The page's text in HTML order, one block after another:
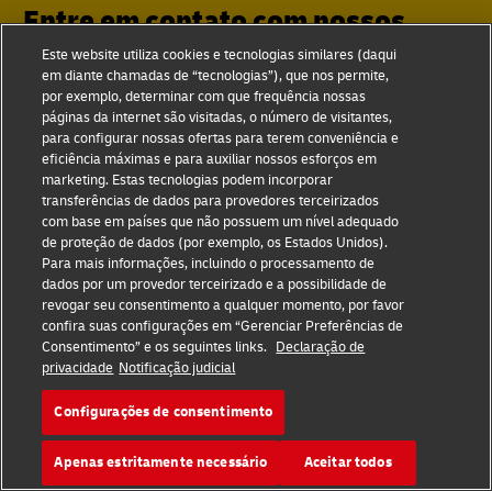
Entre em contato com nossos
especialistas em sustentabilidade
A seguir, clique para entrar em contato com os especialistas
em nossas diferentes divisões.
Entrega por courier rápida e de porta a
porta
DHL Express
A líder mundial em transportadoras
DHL Global Forwarding
Este website utiliza cookies e tecnologias similares (daqui
em diante chamadas de “tecnologias”), que nos permite,
por exemplo, determinar com que frequência nossas
páginas da internet são visitadas, o número de visitantes,
para configurar nossas ofertas para terem conveniência e
eficiência máximas e para auxiliar nossos esforços em
marketing. Estas tecnologias podem incorporar
transferências de dados para provedores terceirizados
com base em países que não possuem um nível adequado
de proteção de dados (por exemplo, os Estados Unidos).
Para mais informações, incluindo o processamento de
dados por um provedor terceirizado e a possibilidade de
revogar seu consentimento a qualquer momento, por favor
confira suas configurações em “Gerenciar Preferências de
Consentimento” e os seguintes links. Declaração de
privacidade Notificação judicial
Configurações de consentimento
Apenas estritamente necessário Aceitar todos